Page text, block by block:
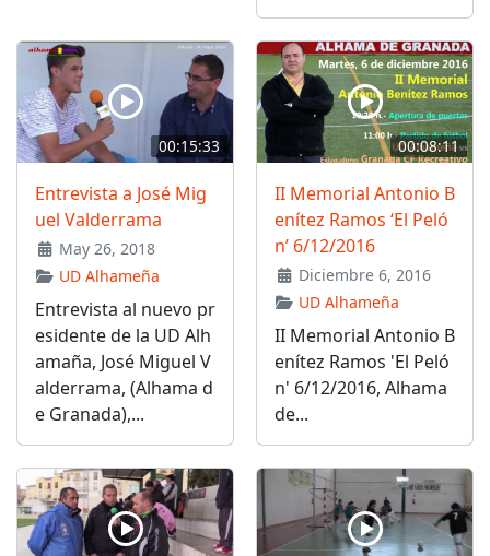
00:15:33
Entrevista a José Mig
uel Valderrama
May 26, 2018
UD Alhameña
Entrevista al nuevo pr
esidente de la UD Alh
amaña, José Miguel V
alderrama, (Alhama d
e Granada),...
00:08:11
II Memorial Antonio B
enítez Ramos ‘El Peló
n’ 6/12/2016
Diciembre 6, 2016
UD Alhameña
II Memorial Antonio B
enítez Ramos 'El Peló
n' 6/12/2016, Alhama
de...